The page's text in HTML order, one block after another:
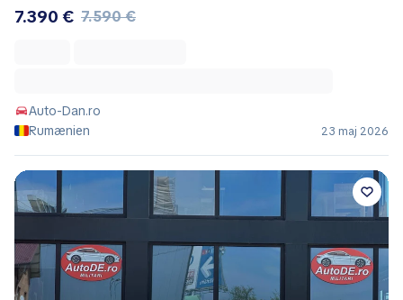
7.390 € 7.590 €
Auto-Dan.ro
Rumænien
23 maj 2026